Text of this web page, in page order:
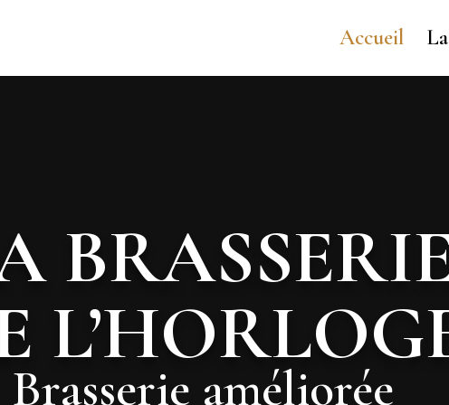
Accueil
Brasserie améliorée